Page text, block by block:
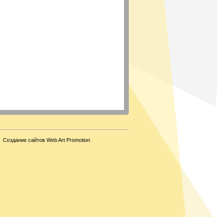
Создание сайтов Web Art Promotion